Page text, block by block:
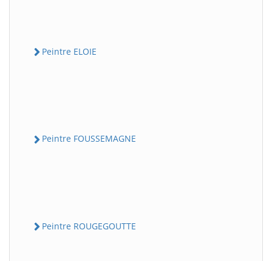
Peintre ELOIE
Peintre FOUSSEMAGNE
Peintre ROUGEGOUTTE